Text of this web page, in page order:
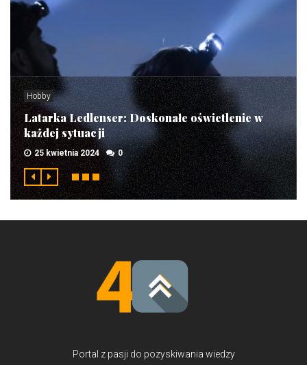
Hobby
Latarka Ledlenser: Doskonałe oświetlenie w
każdej sytuacji
25 kwietnia 2024 0
Portal z pasji do pozyskiwania wiedzy